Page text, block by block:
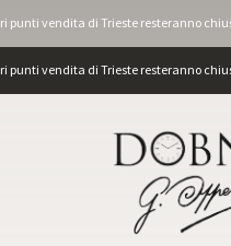
punti vendita di Trieste resteranno
punti vendita di Trieste resteranno